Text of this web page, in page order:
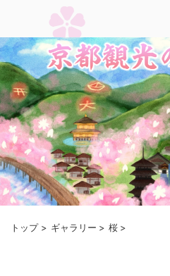
トップ> ギャラリー > 桜 >